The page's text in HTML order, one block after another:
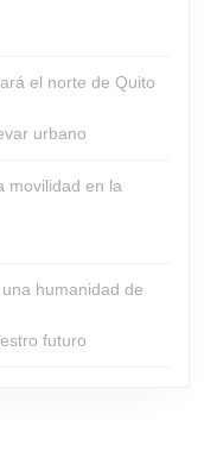
el norte de Quito
urbano
movilidad en la
humanidad de
futuro